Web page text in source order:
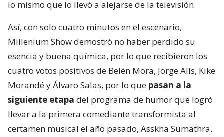
lo mismo que lo llevó a alejarse de la televisión.
Así, con solo cuatro minutos en el escenario,
Millenium Show demostró no haber perdido su
esencia y buena química, por lo que recibieron los
cuatro votos positivos de Belén Mora, Jorge Alís, Kike
Morandé y Álvaro Salas, por lo que pasan a la
siguiente etapa del programa de humor que logró
llevar a la primera comediante transformista al
certamen musical el año pasado, Asskha Sumathra.